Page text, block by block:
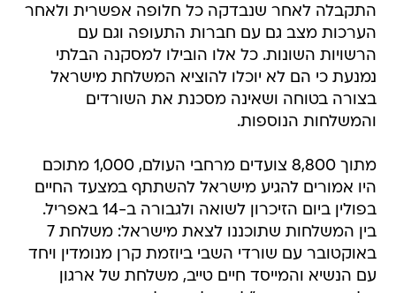
התקבלה לאחר שנבדקה כל חלופה אפשרית ולאחר
הערכות מצב גם עם חברות התעופה וגם עם
הרשויות השונות. כל אלו הובילו למסקנה הבלתי
נמנעת כי הם לא יוכלו להוציא המשלחת מישראל
בצורה בטוחה ושאינה מסכנת את השורדים
והמשלחות הנוספות.
מתוך 8,800 צועדים מרחבי העולם, 1,000 מתוכם
היו אמורים להגיע מישראל להשתתף במצעד החיים
בפולין ביום הזיכרון לשואה ולגבורה ב-14 באפריל.
בין המשלחות שתוכננו לצאת מישראל: משלחת 7
באוקטובר עם שורדי השבי ביוזמת קרן מנומדין ויחד
עם הנשיא והמייסד חיים טייב, משלחת של ארגון